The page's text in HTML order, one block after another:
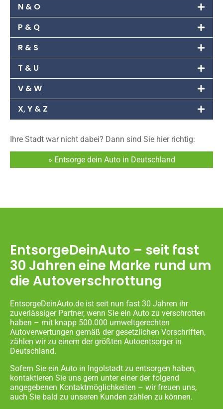
N & O
P & Q
R & S
T & U
V & W
X, Y & Z
Ihre Stadt war nicht dabei? Dann sind Sie hier richtig:
» Entsorge dein Auto in Deutschland
EntsorgeDeinAuto – seit fast
30 Jahren eine Marke rund um
die Autoverschrottung
EntsorgeDeinAuto.de ist seit nun fast 30 Jahren ihr
zuverlässiger Partner, wenn Sie ein Auto zu verschrotten
haben – mit knapp 500.000 umweltgerechten
Autoverwertungen gemäß der gesetzlichen Vorschriften,
zählen wir zu einem der größten Autoentsorger in
Deutschland.
Sofern Sie ein Auto in Ingolstadt zu entsorgen haben,
kontaktieren Sie uns gern unter einer der folgend
angegebenen Kontaktmöglichkeiten – wir freuen uns,
auch Sie bald zu unseren Kunden zählen zu können.